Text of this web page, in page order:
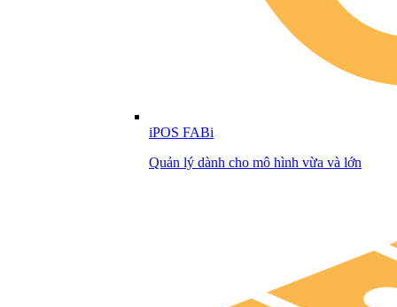
iPOS FABi
Quản lý dành cho mô hình vừa và lớn